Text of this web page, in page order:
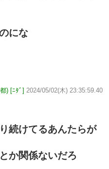
にな
) [ﾆﾀﾞ] 2024/05/02(木) 23:35:59.40
続けてるあんたらが
か関係ないだろ